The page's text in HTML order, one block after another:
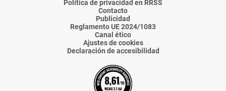
Política de privacidad en RRSS
Contacto
Publicidad
Reglamento UE 2024/1083
Canal ético
Ajustes de cookies
Declaración de accesibilidad